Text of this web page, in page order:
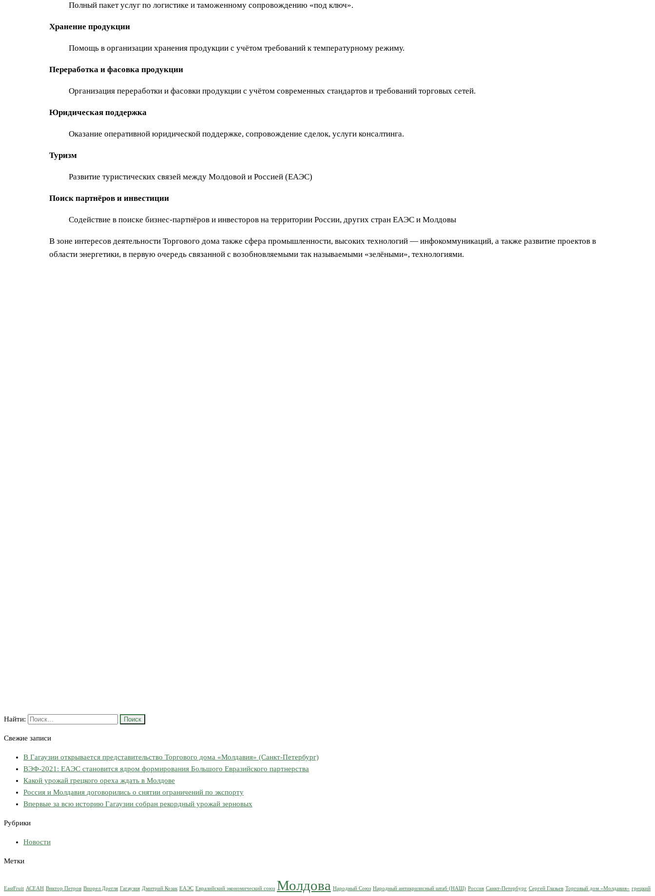
Полный пакет услуг по логистике и таможенному сопровождению «под ключ».
Хранение продукции
Помощь в организации хранения продукции с учётом требований к температурному режиму.
Переработка и фасовка продукции
Организация переработки и фасовки продукции с учётом современных стандартов и требований торговых сетей.
Юридическая поддержка
Оказание оперативной юридической поддержке, сопровождение сделок, услуги консалтинга.
Туризм
Развитие туристических связей между Молдовой и Россией (ЕАЭС)
Поиск партнёров и инвестиции
Содействие в поиске бизнес-партнёров и инвесторов на территории России, других стран ЕАЭС и Молдовы
В зоне интересов деятельности Торгового дома также сфера промышленности, высоких технологий — инфокоммуникаций, а также развитие проектов в
области энергетики, в первую очередь связанной с возобновляемыми так называемыми «зелёными», технологиями.
Найти:
Свежие записи
В Гагаузии открывается представительство Торгового дома «Молдавия» (Санкт-Петербург)
ВЭФ-2021: ЕАЭС становится ядром формирования Большого Евразийского партнерства
Какой урожай грецкого ореха ждать в Молдове
Россия и Молдавия договорились о снятии ограничений по экспорту
Впервые за всю историю Гагаузии собран рекордный урожай зерновых
Рубрики
Новости
Метки
EastFruit АСЕАН Виктор Петров Виорел Дрегля Гагаузия Дмитрий Козак ЕАЭС Евразийский экономический союз Молдова Народный Союз Народный антикризисный штаб (НАШ) Россия Санкт-Петербург Сергей Глазьев Торговый дом «Молдавия» грецкий